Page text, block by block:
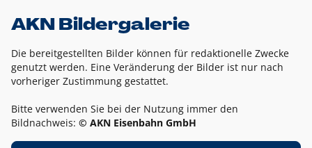
AKN Bildergalerie
Die bereitgestellten Bilder können für redaktionelle Zwecke
genutzt werden. Eine Veränderung der Bilder ist nur nach
vorheriger Zustimmung gestattet.
Bitte verwenden Sie bei der Nutzung immer den
Bildnachweis: © AKN Eisenbahn GmbH